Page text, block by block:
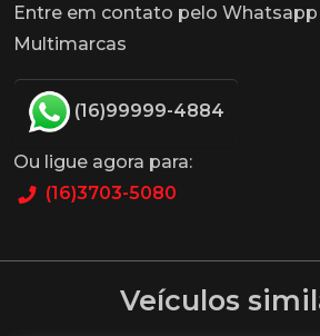
Entre em contato pelo
Multimarcas
(16)99999-4884
Ou ligue agora para:
(16)3703-5080
Veículos